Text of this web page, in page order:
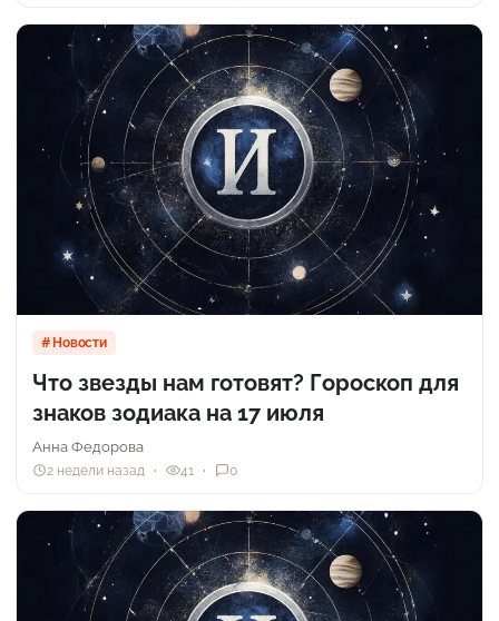
Новости
Что звезды нам готовят? Гороскоп для
знаков зодиака на 17 июля
Анна Федорова
2 недели назад 41 0